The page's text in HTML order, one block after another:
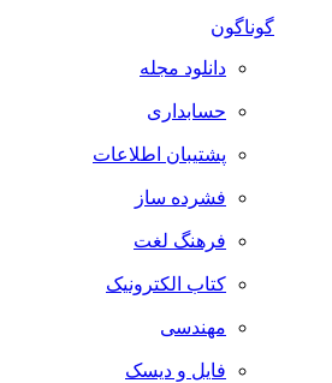
گوناگون
دانلود مجله
حسابداری
پشتیبان اطلاعات
فشرده ساز
فرهنگ لغت
کتاب الکترونیک
مهندسی
فایل و دیسک